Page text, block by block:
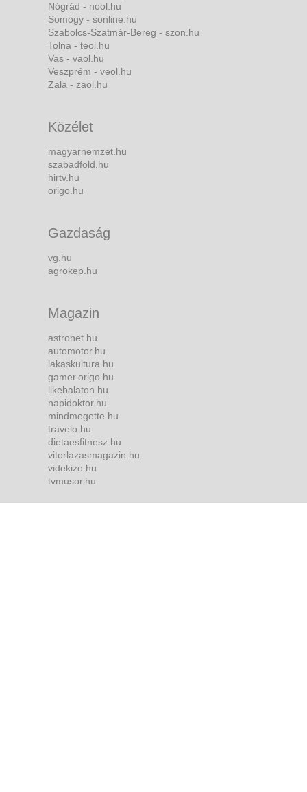
Nógrád - nool.hu
Somogy - sonline.hu
Szabolcs-Szatmár-Bereg - szon.hu
Tolna - teol.hu
Vas - vaol.hu
Veszprém - veol.hu
Zala - zaol.hu
Közélet
magyarnemzet.hu
szabadfold.hu
hirtv.hu
origo.hu
Gazdaság
vg.hu
agrokep.hu
Magazin
astronet.hu
automotor.hu
lakaskultura.hu
gamer.origo.hu
likebalaton.hu
napidoktor.hu
mindmegette.hu
travelo.hu
dietaesfitnesz.hu
vitorlazasmagazin.hu
videkize.hu
tvmusor.hu